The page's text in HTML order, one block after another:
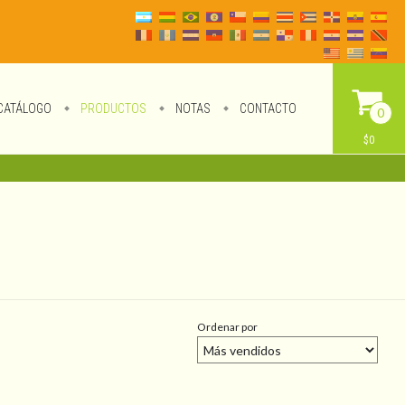
PRODUCTOS NOTAS CONTACTO 0
$0
Ordenar por